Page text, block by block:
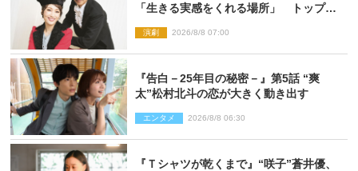
「生きる実感をくれる場所」 トップを
演劇 2026/8/8 07:00
『告白－25年目の秘密－』第5話 “爽
太”松村北斗の恋が大きく動き出す
エンタメ 2026/8/8 06:30
『Ｔシャツが乾くまで』“咲子”蒼井優、